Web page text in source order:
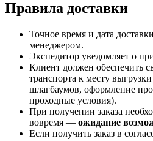
Правила доставки
Точное время и дата
менеджером.
Экспедитор уведомляет о
Клиент должен обеспечить
транспорта к месту
шлагбаумов, оформление
проходные условия).
При получении заказа
вовремя — ожидание
Если получить заказ в